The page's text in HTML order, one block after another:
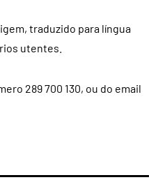
traduzido para língua
utentes.
289 700 130, ou do email